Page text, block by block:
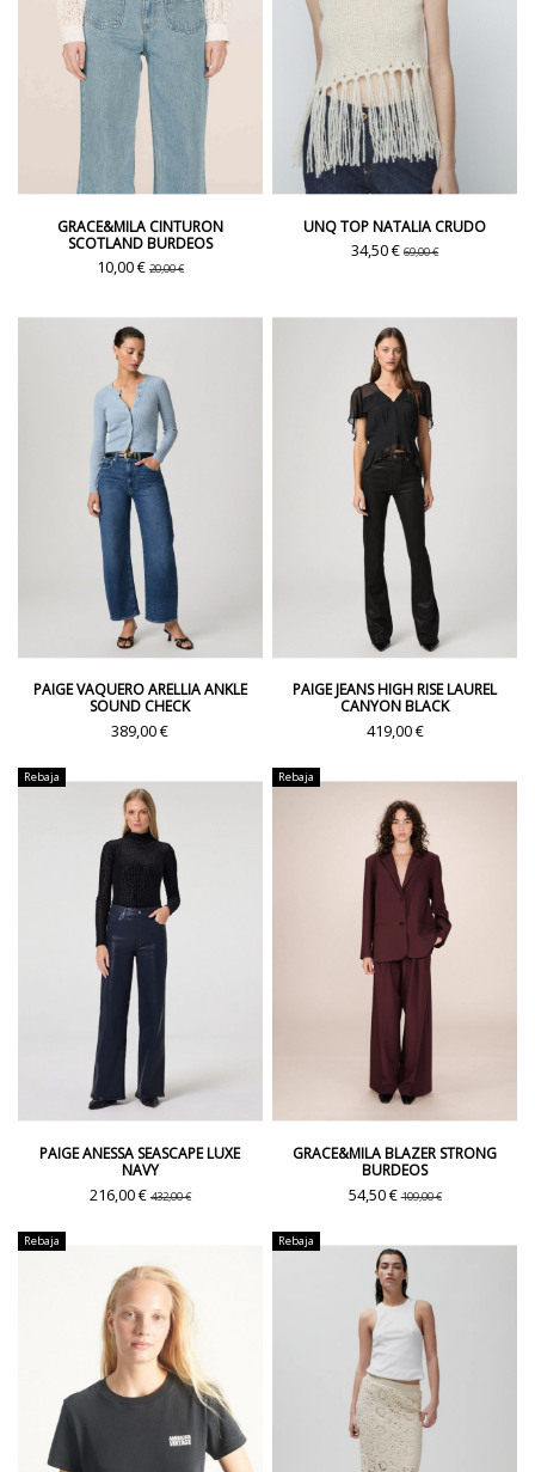
GRACE&MILA CINTURON
SCOTLAND BURDEOS
10,00 €20,00 €
UNQ TOP NATALIA CRUDO
34,50 €69,00 €
PAIGE VAQUERO ARELLIA ANKLE
SOUND CHECK
389,00 €
PAIGE JEANS HIGH RISE LAUREL
CANYON BLACK
419,00 €
Rebaja
PAIGE ANESSA SEASCAPE LUXE
NAVY
216,00 €432,00 €
Rebaja
GRACE&MILA BLAZER STRONG
BURDEOS
54,50 €109,00 €
Rebaja Rebaja